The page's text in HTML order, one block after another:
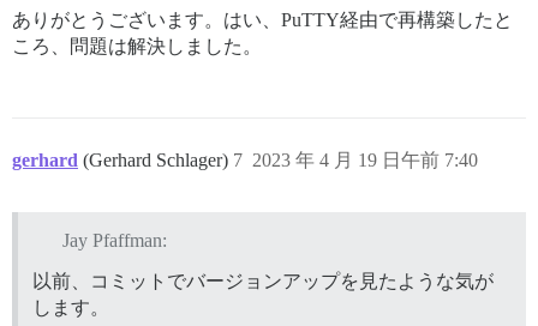
Using rails_multisite 4.0.1
Fetching puma 6.2.2
Installing puma 6.2.2 with native extensions
Bundled gems are installed into `./vendor/bundle`
[2/5] Resolving packages...
[3/5] Fetching packages...
[4/5] Linking dependencies...
warning " > @mixer/parallel-prettier@2.0.3" has
ありがとうございます。はい、PuTTY経由で再構築したと
ころ、問題は解決しました。
gerhard (Gerhard Schlager) 2023 年 4 月 19 日午前 7:40
7
Jay Pfaffman:
以前、コミットでバージョンアップを見たような気が
します。